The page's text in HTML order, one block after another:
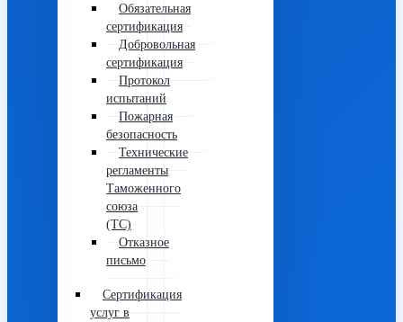
Обязательная
сертификация
Добровольная
сертификация
Протокол
испытаний
Пожарная
безопасность
Технические
регламенты
Таможенного
союза
(ТС)
Отказное
письмо
Сертификация
услуг в